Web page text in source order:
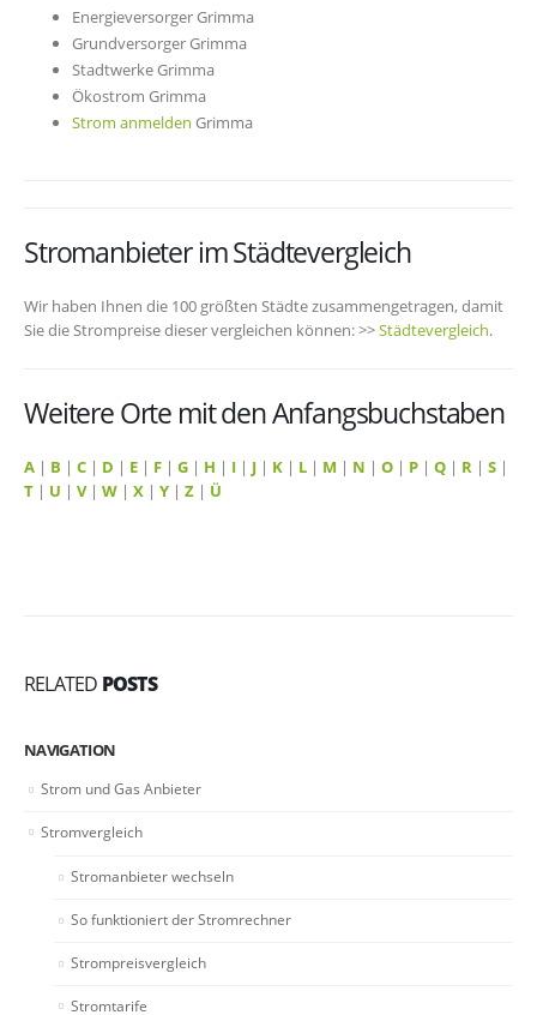
Energieversorger Grimma
Grundversorger Grimma
Stadtwerke Grimma
Ökostrom Grimma
Strom anmelden Grimma
Stromanbieter im Städtevergleich
Wir haben Ihnen die 100 größten Städte zusammengetragen, damit
Sie die Strompreise dieser vergleichen können: >>Städtevergleich.
Weitere Orte mit den Anfangsbuchstaben
A | B | C | D | E | F | G | H | I | J | K | L | M | N | O | P | Q | R | S |
T | U | V| W | X | Y | Z | Ü
RELATED POSTS
NAVIGATION
Strom und Gas Anbieter
Stromvergleich
Stromanbieter wechseln
So funktioniert der Stromrechner
Strompreisvergleich
Stromtarife